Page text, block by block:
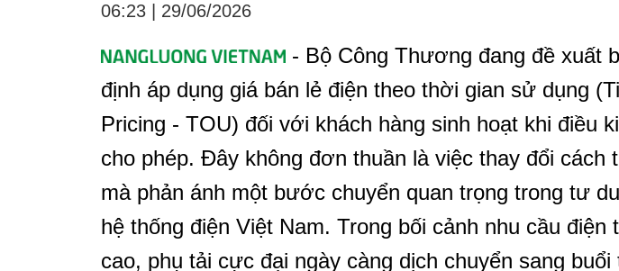
06:23 29/06/2026
- Bộ Công Thương đang đề xuất
định áp dụng giá bán lẻ điện theo thời gian sử dụng
Pricing - TOU) đối với khách hàng sinh hoạt khi điều
cho phép. Đây không đơn thuần là việc thay đổi cách
mà phản ánh một bước chuyển quan trọng trong tư
hệ thống điện Việt Nam. Trong bối cảnh nhu cầu điện
cao, phụ tải cực đại ngày càng dịch chuyển sang buổi